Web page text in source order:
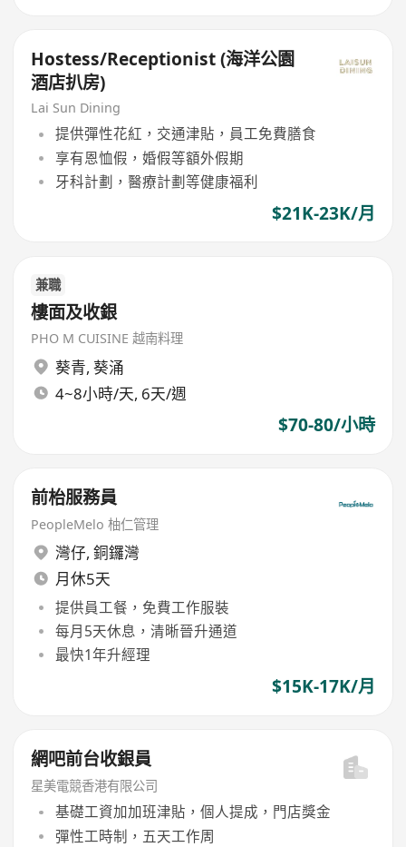
Hostess/Receptionist (海洋公園
酒店扒房)
Lai Sun Dining
提供彈性花紅，交通津貼，員工免費膳食
享有恩恤假，婚假等額外假期
牙科計劃，醫療計劃等健康福利
$21K-23K/月
兼職
樓面及收銀
PHO M CUISINE 越南料理
葵青, 葵涌
4~8小時/天, 6天/週
$70-80/小時
前枱服務員
PeopleMelo 柚仁管理
灣仔, 銅鑼灣
月休5天
提供員工餐，免費工作服裝
每月5天休息，清晰晉升通道
最快1年升經理
$15K-17K/月
網吧前台收銀員
星美電競香港有限公司
基礎工資加加班津貼，個人提成，門店獎金
彈性工時制，五天工作周